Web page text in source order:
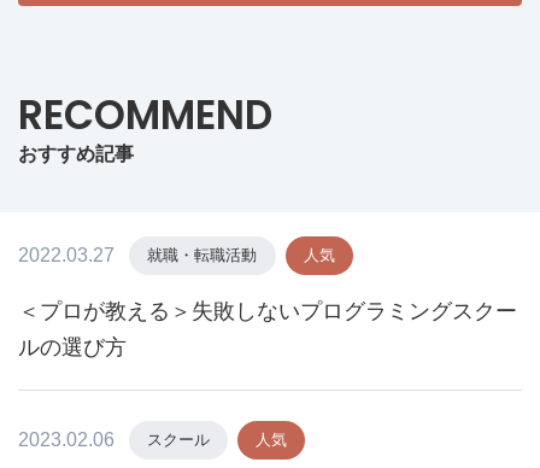
RECOMMEND
おすすめ記事
2022.03.27 就職・転職活動 人気
＜プロが教える＞失敗しないプログラミングスクー
ルの選び方
2023.02.06 スクール 人気